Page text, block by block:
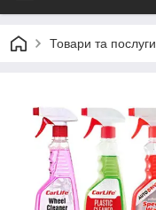
Товари та послуги